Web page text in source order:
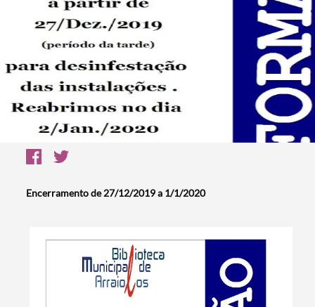
Encerramento de 27/12/2019 a 1/1/2020